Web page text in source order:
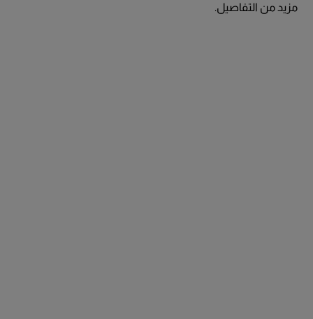
مزيد من التفاصيل.